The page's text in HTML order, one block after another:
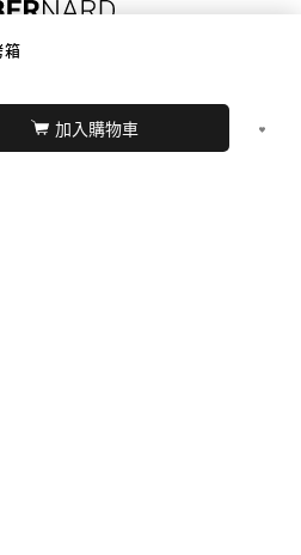
加入購物車
誠購物
2021 WEBDESIGN